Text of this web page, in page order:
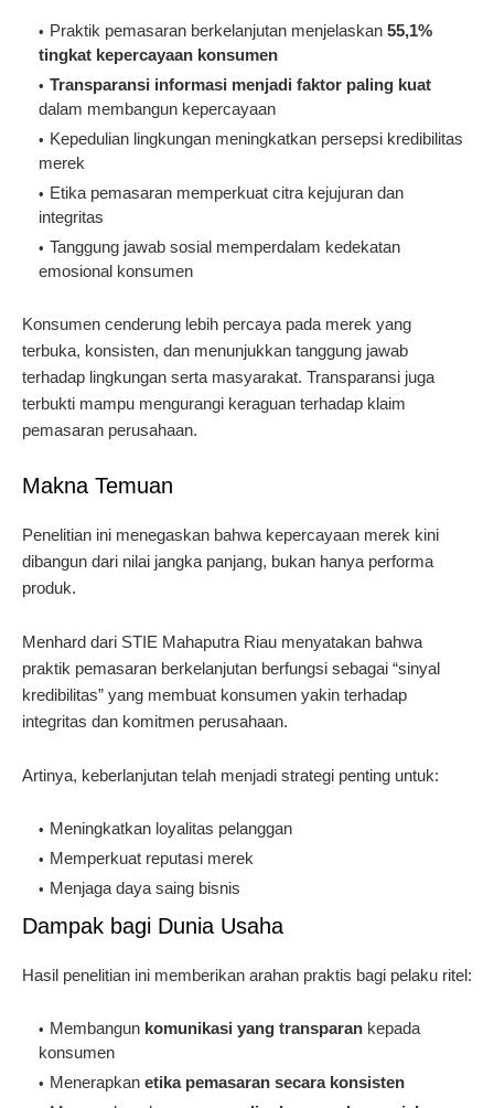
Praktik pemasaran berkelanjutan menjelaskan 55,1%
tingkat kepercayaan konsumen
Transparansi informasi menjadi faktor paling kuat
dalam membangun kepercayaan
Kepedulian lingkungan meningkatkan persepsi kredibilitas
merek
Etika pemasaran memperkuat citra kejujuran dan
integritas
Tanggung jawab sosial memperdalam kedekatan
emosional konsumen
Konsumen cenderung lebih percaya pada merek yang
terbuka, konsisten, dan menunjukkan tanggung jawab
terhadap lingkungan serta masyarakat. Transparansi juga
terbukti mampu mengurangi keraguan terhadap klaim
pemasaran perusahaan.
Makna Temuan
Penelitian ini menegaskan bahwa kepercayaan merek kini
dibangun dari nilai jangka panjang, bukan hanya performa
produk.
Menhard dari STIE Mahaputra Riau menyatakan bahwa
praktik pemasaran berkelanjutan berfungsi sebagai “sinyal
kredibilitas” yang membuat konsumen yakin terhadap
integritas dan komitmen perusahaan.
Artinya, keberlanjutan telah menjadi strategi penting untuk:
Meningkatkan loyalitas pelanggan
Memperkuat reputasi merek
Menjaga daya saing bisnis
Dampak bagi Dunia Usaha
Hasil penelitian ini memberikan arahan praktis bagi pelaku ritel:
Membangun komunikasi yang transparan kepada
konsumen
Menerapkan etika pemasaran secara konsisten